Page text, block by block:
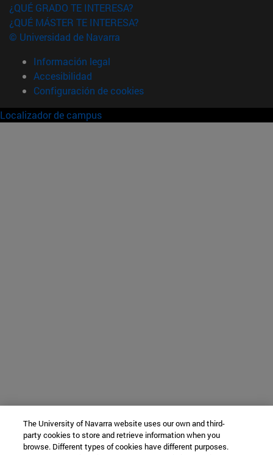
¿QUÉ GRADO TE INTERESA?
¿QUÉ MÁSTER TE INTERESA?
© Universidad de Navarra
Información legal
Accesibilidad
Configuración de cookies
Localizador de campus
The University of Navarra website uses our own and third-
party cookies to store and retrieve information when you
browse. Different types of cookies have different purposes.